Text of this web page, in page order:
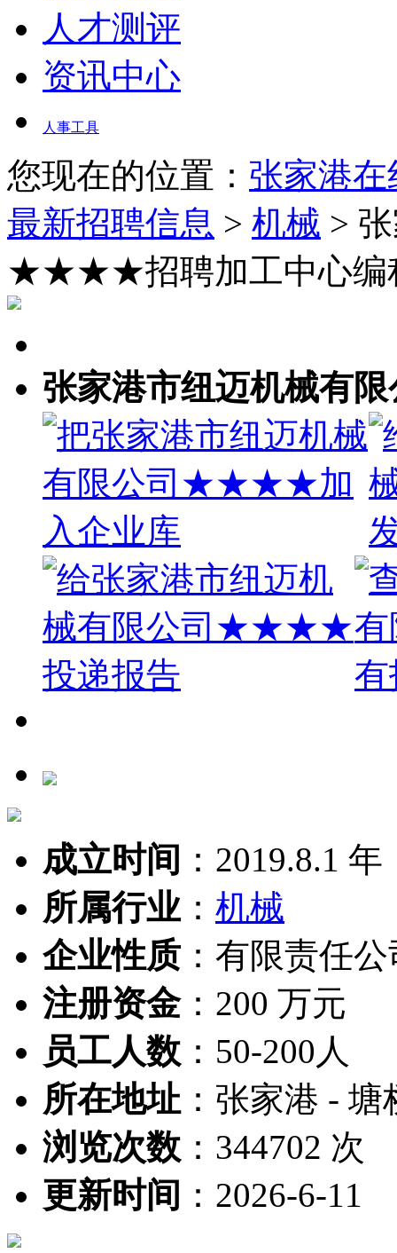
人才测评
资讯中心
人事工具
您现在的位置： 张家港
最新招聘信息 > 机械 >
★★★★招聘加工中心编
张家港市纽迈机械
成立时间 ： 2019.8.1 年
所属行业： 机械
企业性质： 有限责任公
注册资金： 200 万元
员工人数 ： 50-200人
所在地址 ： 张家港 - 塘
浏览次数 ： 344702 次
更新时间 ： 2026-6-11